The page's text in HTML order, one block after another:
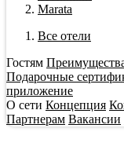
Marata
Все отели
Гостям
Подарочные
приложение
О сети Концепция
Партнерам Вакансии